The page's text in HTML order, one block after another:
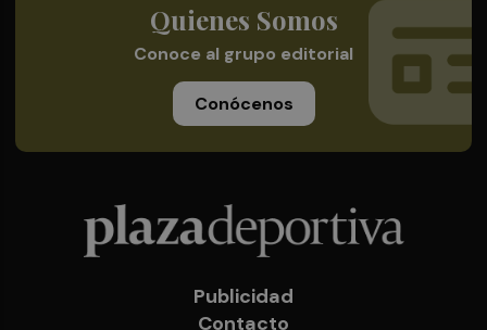
Quienes Somos
Conoce al grupo editorial
Conócenos
Publicidad
Contacto